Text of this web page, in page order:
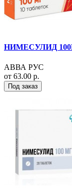
НИМЕСУЛИД
АВВА РУС
от 63.00 р.
Под заказ